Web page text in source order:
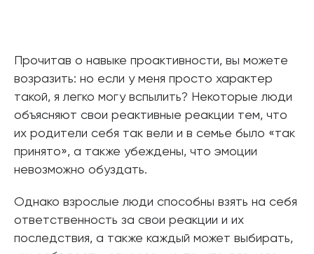
Прочитав о навыке проактивности, вы можете
возразить: но если у меня просто характер
такой, я легко могу вспылить? Некоторые люди
объясняют свои реактивные реакции тем, что
их родители себя так вели и в семье было «так
принято», а также убеждены, что эмоции
невозможно обуздать.
Однако взрослые люди способны взять на себя
ответственность за свои реакции и их
последствия, а также каждый может выбирать,